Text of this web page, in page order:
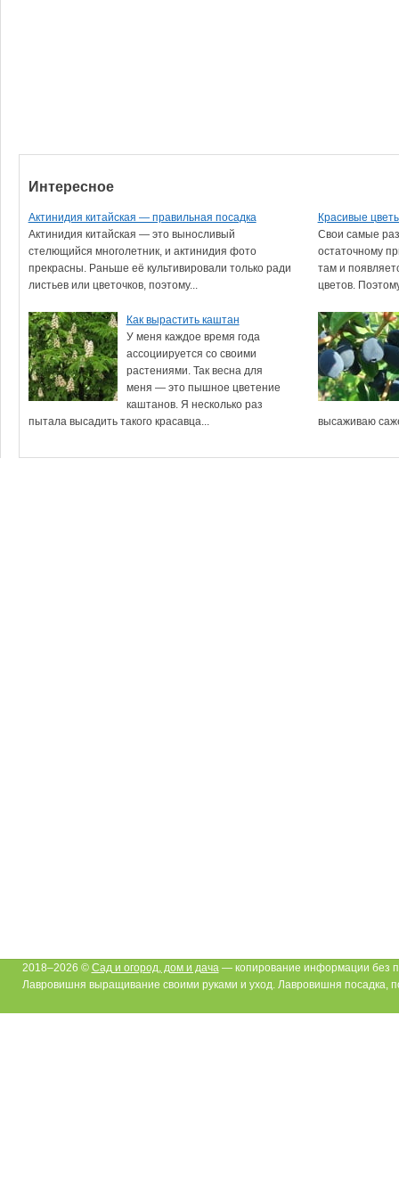
Интересное
Актинидия китайская — правильная посадка
Актинидия китайская — это выносливый
стелющийся многолетник, и актинидия фото
прекрасны. Раньше её культивировали только ради
листьев или цветочков, поэтому...
Красивые
Свои самые
остаточному
там и
цветов.
Как вырастить каштан
У меня каждое время года
ассоциируется со своими
растениями. Так весна для
меня — это пышное цветение
каштанов. Я несколько раз
пытала высадить такого красавца...
высаживаю
2018–2026 © Сад и огород, дом и дача— копирование информации без
Лавровишня выращивание своими руками и уход. Лавровишня посадка,